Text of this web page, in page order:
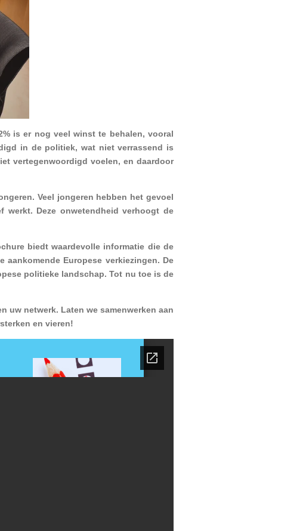
is er nog veel winst te behalen, vooral
in de politiek, wat niet verrassend is
vertegenwoordigd voelen, en daardoor
Veel jongeren hebben het gevoel
Deze onwetendheid verhoogt de
biedt waardevolle informatie die de
Europese verkiezingen. De
politieke landschap. Tot nu toe is de
uw netwerk. Laten we samenwerken aan
en vieren!